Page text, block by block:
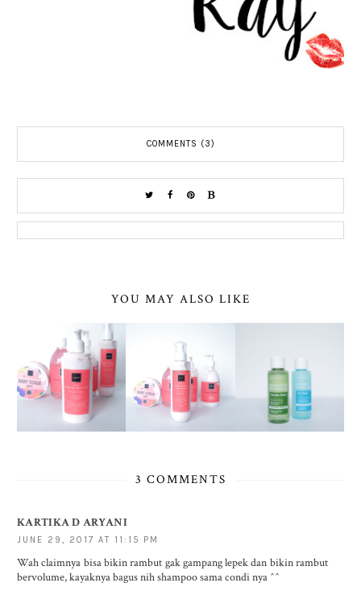
COMMENTS (3)
YOU MAY ALSO LIKE
3 COMMENTS
KARTIKA D ARYANI
JUNE 29, 2017 AT 11:15 PM
Wah claimnya bisa bikin rambut gak gampang lepek dan bikin rambut
bervolume, kayaknya bagus nih shampoo sama condi nya ^^